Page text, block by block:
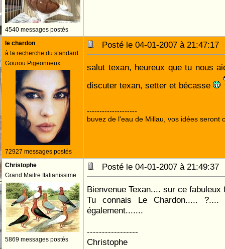
4540 messages postés
le chardon
à la recherche du standard
Gourou Pigeonneux
72927 messages postés
Posté le 04-01-2007 à
salut texan, heureux que tu nous
discuter texan, setter et bécasse
--------------------
buvez de l'eau de Millau, vos idées seront
Christophe
Grand Maitre Italianissime
5869 messages postés
Posté le 04-01-2007 à
Bienvenue Texan.... sur ce fabuleux
Tu connais Le Chardon.....
également.......
-----------------
Christophe